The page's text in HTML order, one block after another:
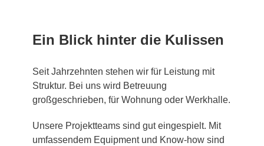
Ein Blick hinter die Kulissen
Seit Jahrzehnten stehen wir für Leistung mit
Struktur. Bei uns wird Betreuung
großgeschrieben, für Wohnung oder Werkhalle.
Unsere Projektteams sind gut eingespielt. Mit
umfassendem Equipment und Know-how sind